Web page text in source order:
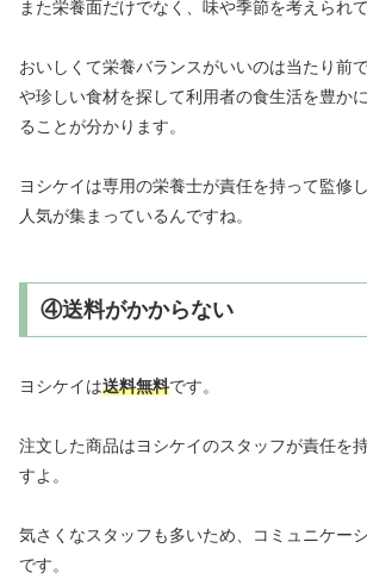
また栄養面だけでなく、味や季節を考えられ
おいしくて栄養バランスがいいのは当たり前
や珍しい食材を探して利用者の食生活を豊か
ることが分かります。
ヨシケイは専用の栄養士が責任を持って監修
人気が集まっているんですね。
④送料がかからない
ヨシケイは送料無料です。
注文した商品はヨシケイのスタッフが責任を
すよ。
気さくなスタッフも多いため、コミュニケー
です。